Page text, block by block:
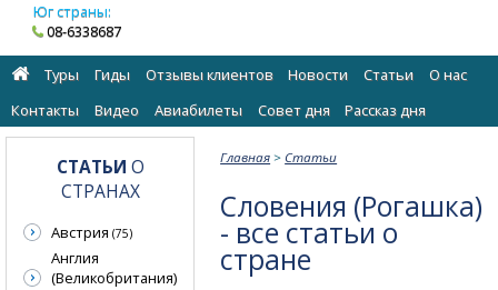
Юг страны:
08-6338687
Туры Гиды Отзывы клиентов Новости Статьи
О нас
Контакты
Видео Авиабилеты Cовет дня Рассказ дня
Главная > Статьи
Словения (Рогашка)
- все статьи о
стране
СТАТЬИ О
СТРАНАХ
Австрия (75)
Англия
(Великобритания)